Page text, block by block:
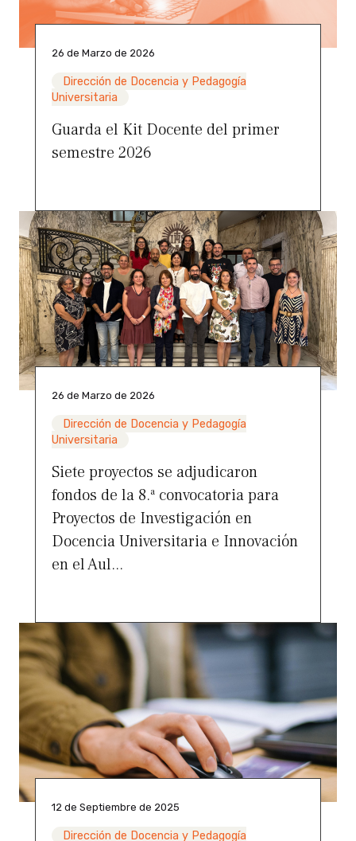
26 de Marzo de 2026
Dirección de Docencia y Pedagogía
Universitaria
Guarda el Kit Docente del primer
semestre 2026
26 de Marzo de 2026
Dirección de Docencia y Pedagogía
Universitaria
Siete proyectos se adjudicaron
fondos de la 8.ª convocatoria para
Proyectos de Investigación en
Docencia Universitaria e Innovación
en el Aul...
12 de Septiembre de 2025
Dirección de Docencia y Pedagogía